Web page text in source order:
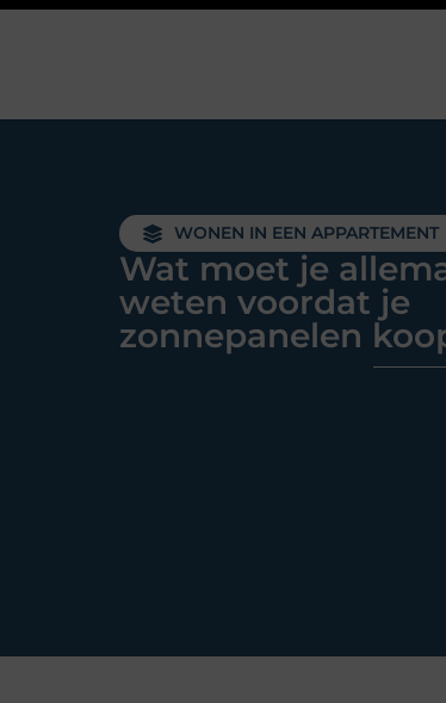
WONEN IN EEN APPARTEMENT
Wat moet je
weten voordat je
zonnepanelen